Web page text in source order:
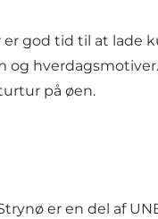
er god tid til at
på øen.
er en del af